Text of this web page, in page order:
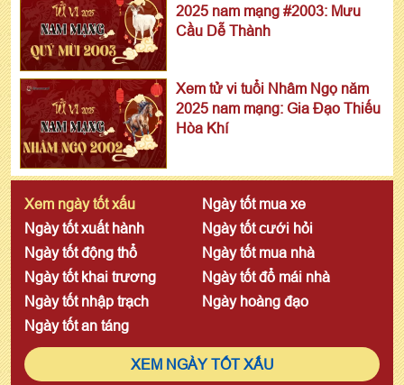
2025 nam mạng #2003: Mưu
Cầu Dễ Thành
Xem tử vi tuổi Nhâm Ngọ năm
2025 nam mạng: Gia Đạo Thiếu
Hòa Khí
Xem ngày tốt xấu
Ngày tốt mua xe
Ngày tốt xuất hành
Ngày tốt cưới hỏi
Ngày tốt động thổ
Ngày tốt mua nhà
Ngày tốt khai trương
Ngày tốt đổ mái nhà
Ngày tốt nhập trạch
Ngày hoàng đạo
Ngày tốt an táng
XEM NGÀY TỐT XẤU